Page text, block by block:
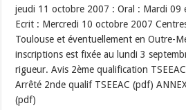
jeudi 11 octobre 2007 : Oral : Mardi 09
Ecrit : Mercredi 10 octobre 2007
Toulouse et éventuellement en Outre-
inscriptions est fixée au lundi 3
rigueur. Avis 2ème qualification
Arrêté 2nde qualif TSEEAC (pdf)
(pdf)